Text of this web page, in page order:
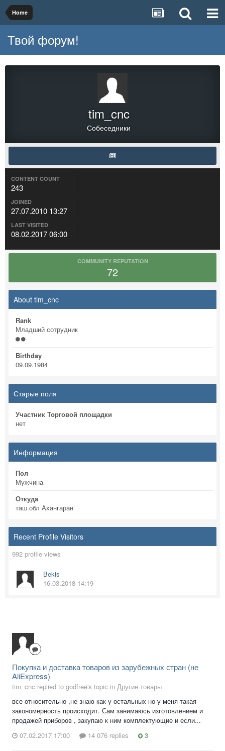
Home
Твой форум!
tim_cnc
Собеседники
CONTENT COUNT
243
JOINED
27.07.2010 13:27
LAST VISITED
08.02.2017 06:00
COMMUNITY REPUTATION
72
About tim_cnc
Rank
Младший сотрудник
Birthday
09.09.1984
Старые поля
Участник Торговой площадки
нет
Информация
Пол
Мужчина
Откуда
таш.обл Ахангаран
Recent Profile Visitors
992 profile views
Bekis
16.03.2018 14:19
Покупка и доставка товаров из зарубежных стран (не
AliExpress)
tim_cnc replied to godfree's topic in Другие товары
все относительно ,не знаю как у остальных но у меня такая
закономерность происходит. Сам занимаюсь изготовлением и
продажей приборов , закупаю к ним комплектующие и если...
07.02.2017 17:00
14 076 replies 3